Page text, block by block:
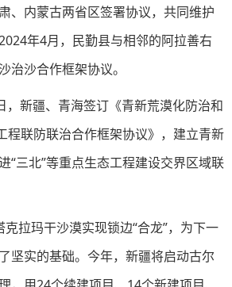
、内蒙古两省区签署协议，共同维护
年4月，民勤县与相邻的阿拉善右
治沙合作框架协议。
，新疆、青海签订《青新荒漠化防治和
程联防联治合作框架协议》，建立青新
“三北”等重点生态工程建设交界区域联
拉玛干沙漠实现锁边“合龙”，为下一
坚实的基础。今年，新疆将启动古尔